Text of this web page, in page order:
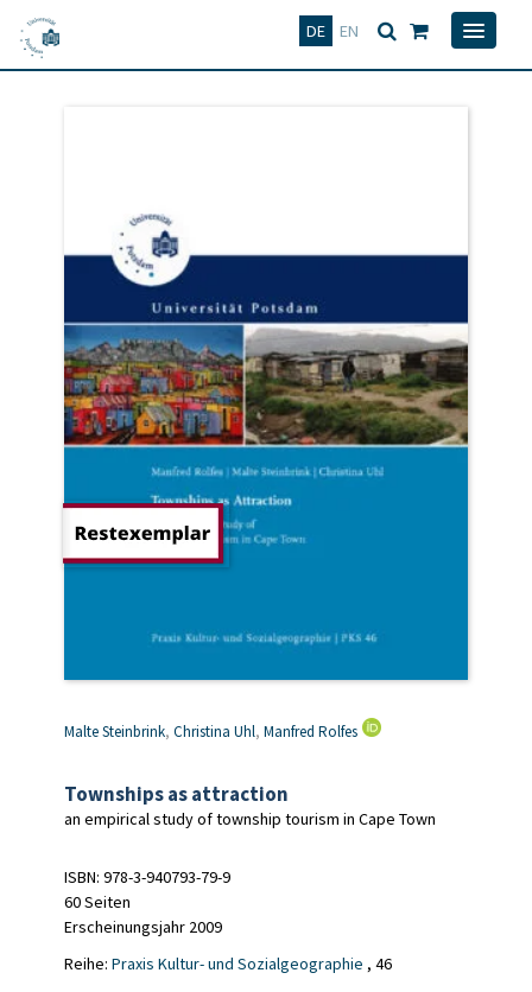
DE EN
Deutsch
Malte Steinbrink, Christina Uhl, Manfred Rolfes
Townships as attraction
an empirical study of township tourism in Cape Town
ISBN: 978-3-940793-79-9
60 Seiten
Erscheinungsjahr 2009
Reihe: Praxis Kultur- und Sozialgeographie , 46